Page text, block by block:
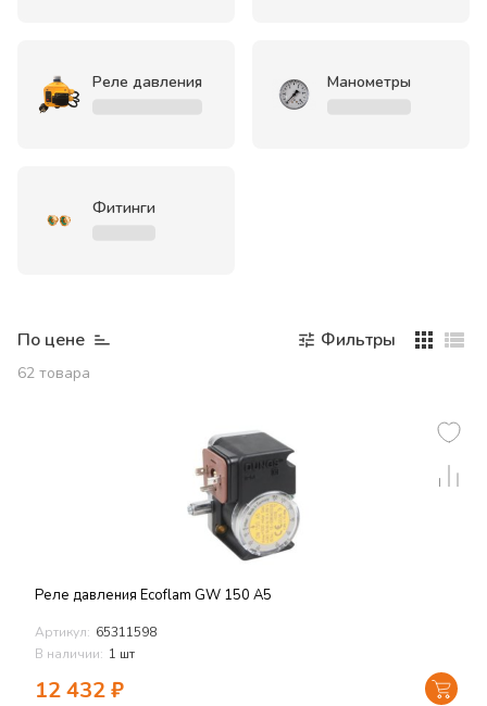
Реле давления Манометры
Фитинги
По цене
62 товара
Фильтры
Реле давления Ecoflam GW 150 A5
Артикул: 65311598
В наличии: 1 шт
12 432₽